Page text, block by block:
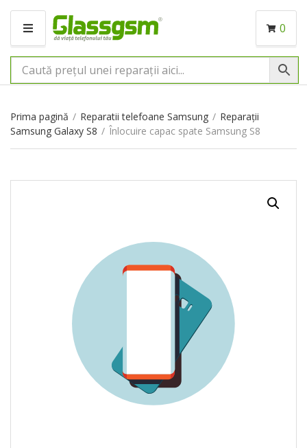
M
N
I
0
Prima pagină / Reparatii telefoane Samsung / Reparații
Samsung Galaxy S8 / Înlocuire capac spate Samsung S8